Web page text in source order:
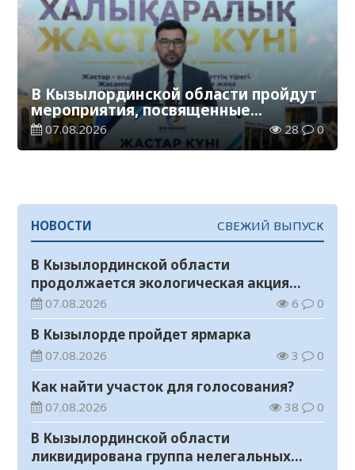
В Кызылординской области пройдут
мероприятия, посвященные
Международному дню молодежи
07.08.2026 28 0
НОВОСТИ СВЕЖИЙ ВЫПУСК
В Кызылординской области
продолжается экологическая акция
«Таза Қазақстан»
07.08.2026 6 0
В Кызылорде пройдет ярмарка
07.08.2026 3 0
Как найти участок для голосования?
07.08.2026 38 0
В Кызылординской области
ликвидирована группа нелегальных